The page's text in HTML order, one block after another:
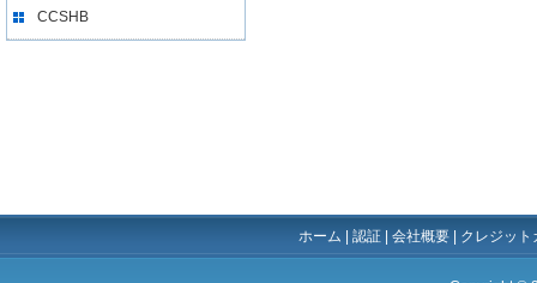
CCSHB
ホーム 認証 会社概要 クレジッ